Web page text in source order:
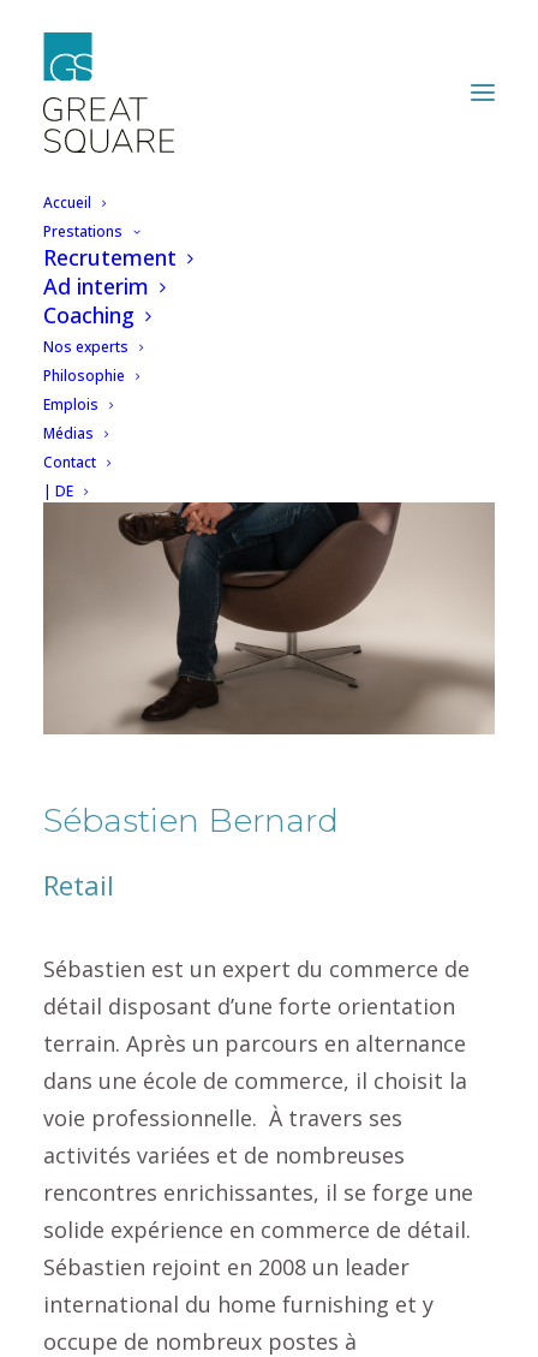
Accueil
Prestations
Recrutement
Ad interim
Coaching
Nos experts
Philosophie
Emplois
Médias
Contact
| DE
Sébastien Bernard
Retail
Sébastien est un expert du commerce de
détail disposant d’une forte orientation
terrain. Après un parcours en alternance
dans une école de commerce, il choisit la
voie professionnelle. À travers ses
activités variées et de nombreuses
rencontres enrichissantes, il se forge une
solide expérience en commerce de détail.
Sébastien rejoint en 2008 un leader
international du home furnishing et y
occupe de nombreux postes à